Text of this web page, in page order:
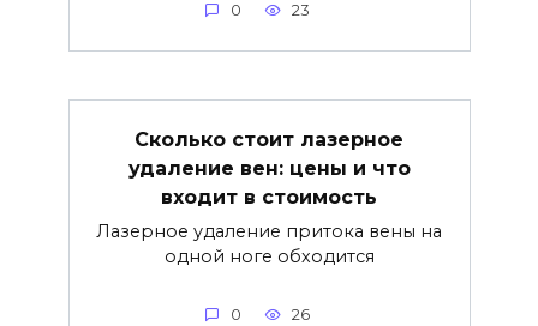
0 23
Сколько стоит лазерное
удаление вен: цены и что
входит в стоимость
Лазерное удаление притока вены на
одной ноге обходится
0 26